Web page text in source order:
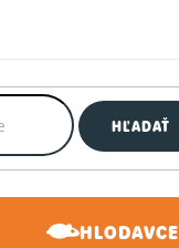
HĽADAŤ
HLODAVCE